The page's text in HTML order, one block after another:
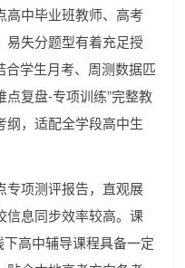
高中毕业班教师、高考
易失分题型有着充足授
学生月考、周测数据匹
点复盘-专项训练”完整教
纲，适配全学段高中生
专项测评报告，直观展
信息同步效率较高。课
高中辅导课程具备一定